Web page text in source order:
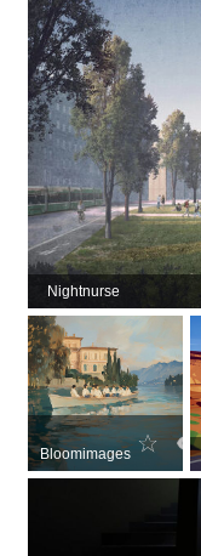
Nightnurse
Bloomimages